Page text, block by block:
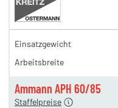
Ammann APH 60/85
51,00 €
44,00 €
Staffelpreise
Einsatzgewicht
Arbeitsbreite